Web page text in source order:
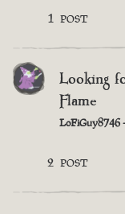
1 POST
Looking
Flame
LoFiGuy8746 -
2 POST